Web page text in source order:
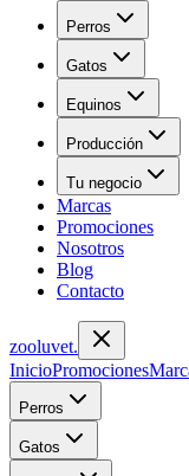
Perros
Gatos
Equinos
Producción
Tu negocio
Marcas
Promociones
Nosotros
Blog
Contacto
zooluvet.
InicioPromociones
Perros
Gatos